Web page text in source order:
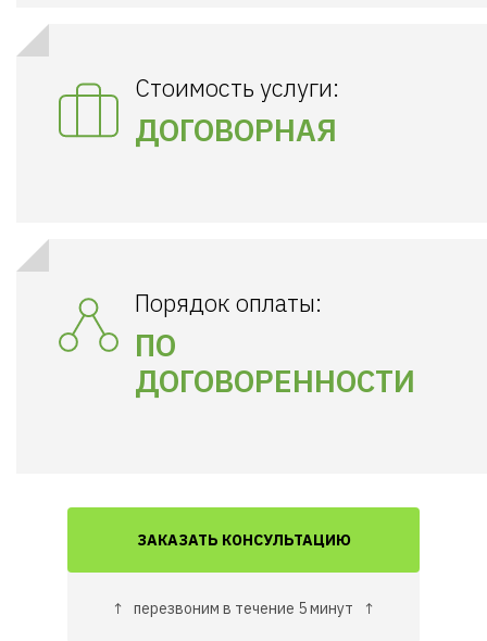
Стоимость услуги:
ДОГОВОРНАЯ
Порядок оплаты:
ПО
ДОГОВОРЕННОСТИ
ЗАКАЗАТЬ КОНСУЛЬТАЦИЮ
↑ перезвоним в течение 5 минут ↑